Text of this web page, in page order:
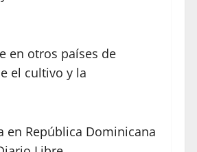
en otros países de
el cultivo y la
en República Dominicana